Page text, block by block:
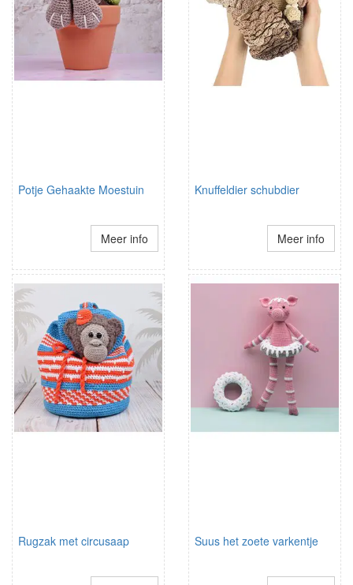
Potje Gehaakte Moestuin
Meer info
Knuffeldier schubdier
Meer info
Rugzak met circusaap Suus het zoete varkentje